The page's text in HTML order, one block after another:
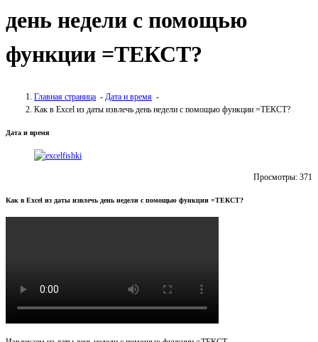
день недели с помощью
функции =ТЕКСТ?
Главная страница - Дата и время -
Как в Excel из даты извлечь день недели с помощью функции =ТЕКСТ?
Дата и время
Просмотры: 371
Как в Excel из даты извлечь день недели с помощью функции =ТЕКСТ?